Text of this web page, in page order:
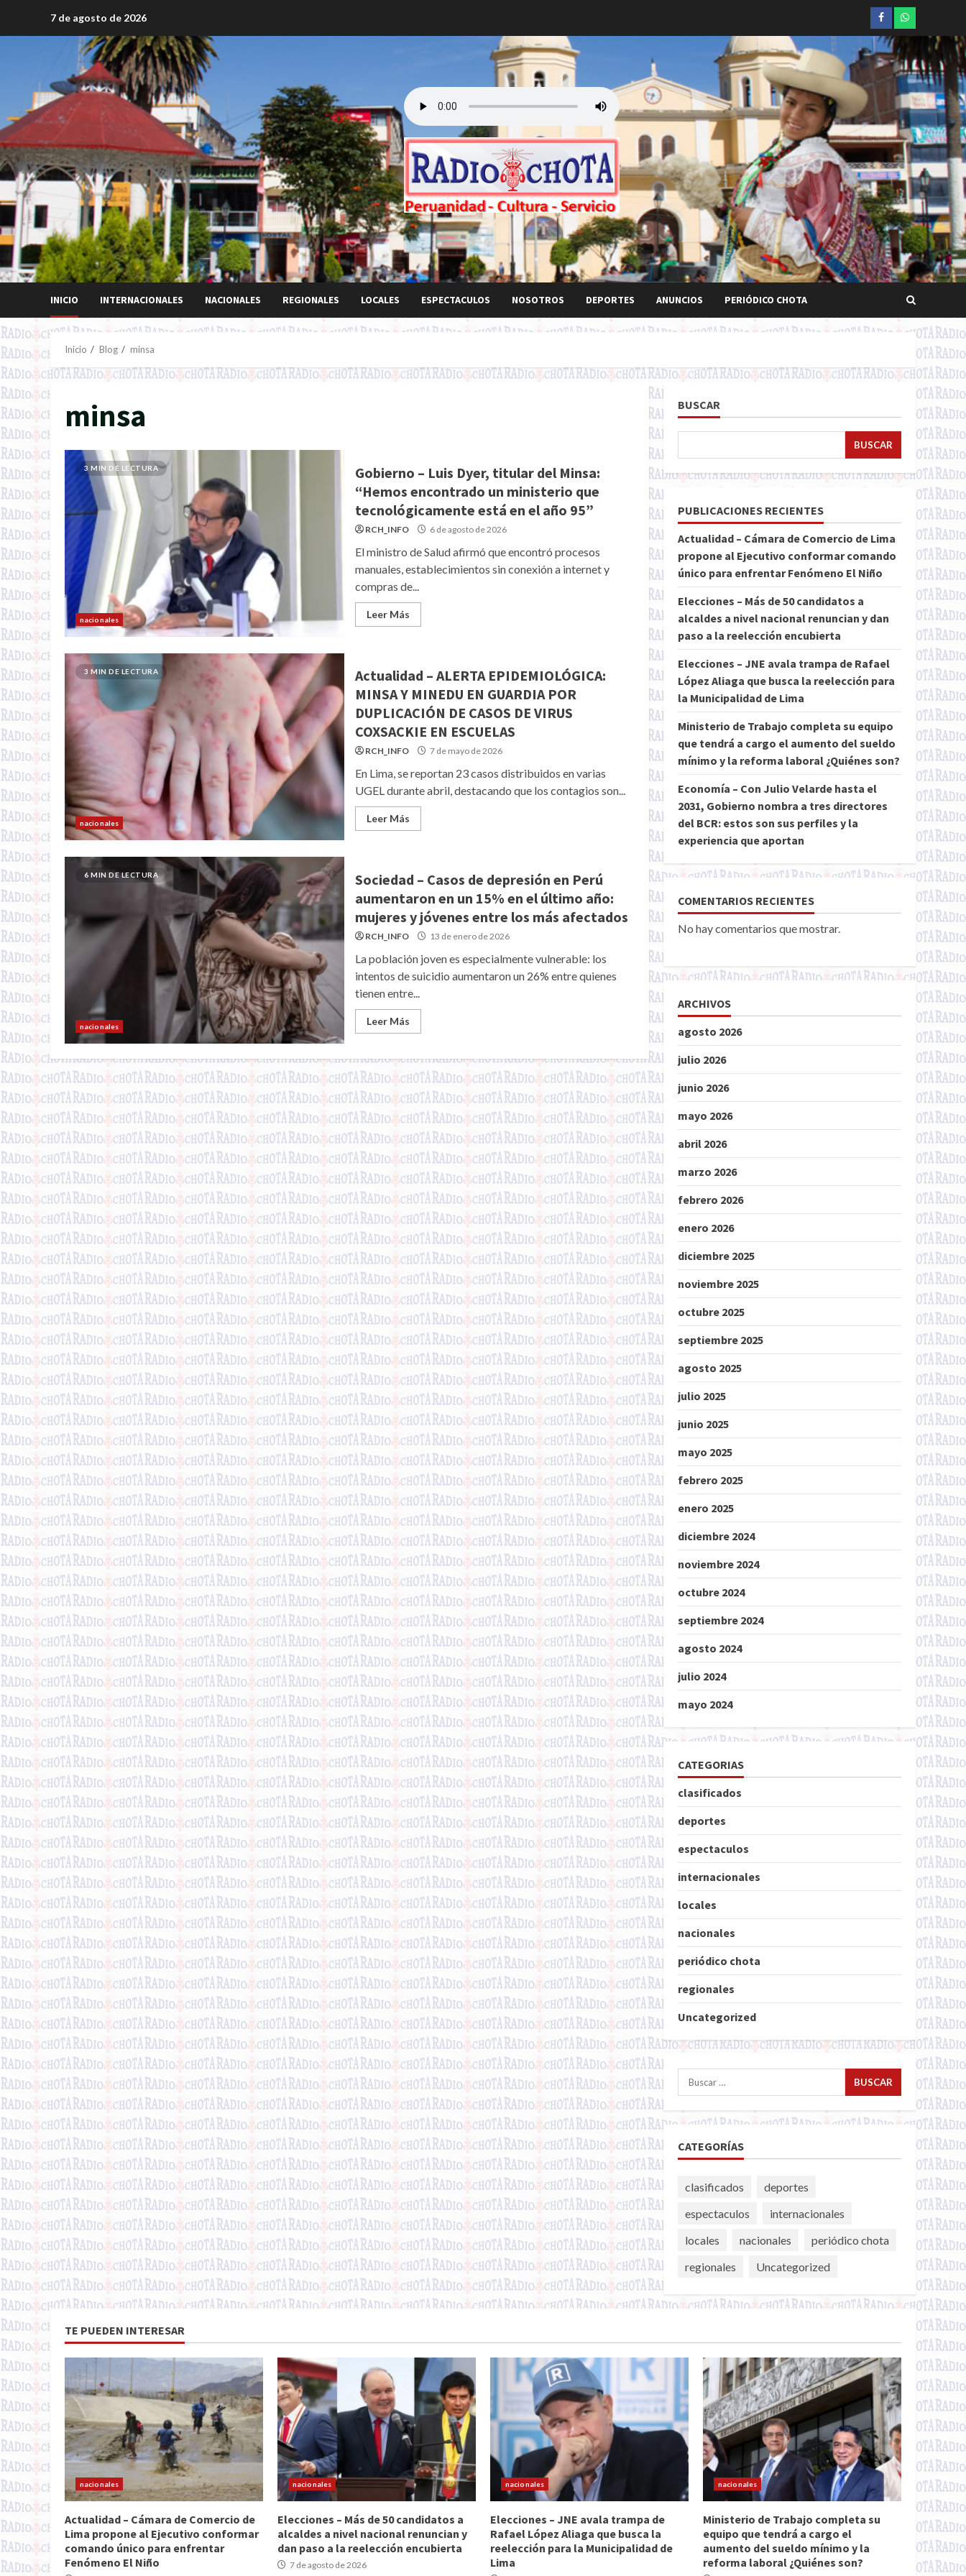
7 de agosto de 2026 Facebookwhatsapp
INICIO INTERNACIONALES NACIONALES REGIONALES LOCALES ESPECTACULOS NOSOTROS DEPORTES ANUNCIOS PERIÓDICO CHOTA
Inicio Blog minsa
minsa
3 MIN DE LECTURA
nacionales
Gobierno – Luis Dyer, titular del Minsa:
“Hemos encontrado un ministerio que
tecnológicamente está en el año 95”
RCH_INFO 6 de agosto de 2026
El ministro de Salud afirmó que encontró procesos
manuales, establecimientos sin conexión a internet y
compras de...
Leer Más
3 MIN DE LECTURA
nacionales
Actualidad – ALERTA EPIDEMIOLÓGICA:
MINSA Y MINEDU EN GUARDIA POR
DUPLICACIÓN DE CASOS DE VIRUS
COXSACKIE EN ESCUELAS
RCH_INFO 7 de mayo de 2026
En Lima, se reportan 23 casos distribuidos en varias
UGEL durante abril, destacando que los contagios son...
Leer Más
6 MIN DE LECTURA
nacionales
Sociedad – Casos de depresión en Perú
aumentaron en un 15% en el último año:
mujeres y jóvenes entre los más afectados
RCH_INFO 13 de enero de 2026
La población joven es especialmente vulnerable: los
intentos de suicidio aumentaron un 26% entre quienes
tienen entre...
Leer Más
BUSCAR
BUSCAR
PUBLICACIONES RECIENTES
Actualidad – Cámara de Comercio de Lima
propone al Ejecutivo conformar comando
único para enfrentar Fenómeno El Niño
Elecciones – Más de 50 candidatos a
alcaldes a nivel nacional renuncian y dan
paso a la reelección encubierta
Elecciones – JNE avala trampa de Rafael
López Aliaga que busca la reelección para
la Municipalidad de Lima
Ministerio de Trabajo completa su equipo
que tendrá a cargo el aumento del sueldo
mínimo y la reforma laboral ¿Quiénes son?
Economía – Con Julio Velarde hasta el
2031, Gobierno nombra a tres directores
del BCR: estos son sus perfiles y la
experiencia que aportan
COMENTARIOS RECIENTES
No hay comentarios que mostrar.
ARCHIVOS
agosto 2026
julio 2026
junio 2026
mayo 2026
abril 2026
marzo 2026
febrero 2026
enero 2026
diciembre 2025
noviembre 2025
octubre 2025
septiembre 2025
agosto 2025
julio 2025
junio 2025
mayo 2025
febrero 2025
enero 2025
diciembre 2024
noviembre 2024
octubre 2024
septiembre 2024
agosto 2024
julio 2024
mayo 2024
CATEGORIAS
clasificados
deportes
espectaculos
internacionales
locales
nacionales
periódico chota
regionales
Uncategorized
Buscar:
CATEGORÍAS
clasificados
deportes
espectaculos
internacionales
locales
nacionales
periódico chota
regionales
Uncategorized
TE PUEDEN INTERESAR
nacionales
Actualidad – Cámara de Comercio de
Lima propone al Ejecutivo conformar
comando único para enfrentar
Fenómeno El Niño
nacionales
Elecciones – Más de 50 candidatos a
alcaldes a nivel nacional renuncian y
dan paso a la reelección encubierta
7 de agosto de 2026
nacionales
Elecciones – JNE avala trampa de
Rafael López Aliaga que busca la
reelección para la Municipalidad de
Lima
nacionales
Ministerio de Trabajo completa su
equipo que tendrá a cargo el
aumento del sueldo mínimo y la
reforma laboral ¿Quiénes son?